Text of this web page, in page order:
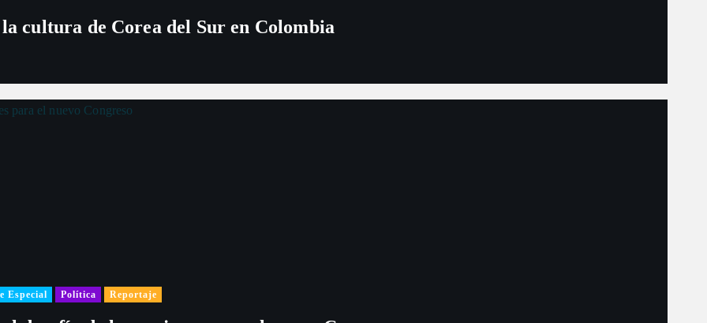
cultura de Corea del Sur en Colombia
Especial Política Reportaje